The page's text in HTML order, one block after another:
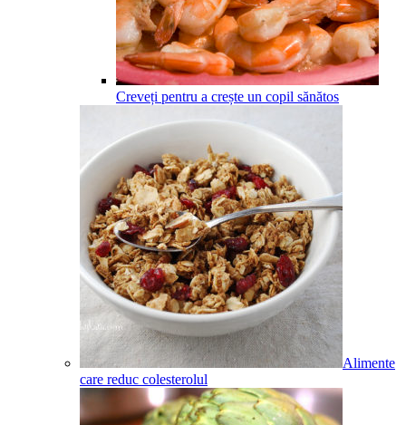
Creveți pentru a crește un copil sănătos
Alimente
care reduc colesterolul